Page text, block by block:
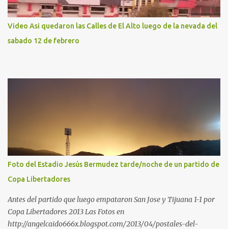
Video Asi quedaron las Calles de El Alto luego de la nevada del
sabado 12 de febrero
Foto del Estadio Jesús Bermudez tarde/noche de un partido de
Copa Libertadores
Antes del partido que luego empataron San Jose y Tijuana 1-1 por
Copa Libertadores 2013 Las Fotos en
http://angelcaido666x.blogspot.com/2013/04/postales-del-